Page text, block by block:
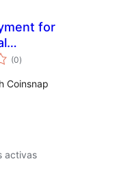
for
(0valoracións
totais
)
Coinsnap
activas